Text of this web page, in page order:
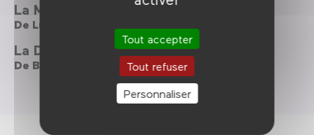
Tout accepter
Tout refuser
Personnaliser
La Mémoire des anges
De Luc Bourdon
La Donation
De Bernard Emond